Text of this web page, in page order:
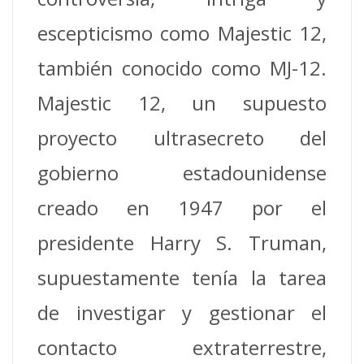
escepticismo como Majestic 12,
también conocido como MJ-12.
Majestic 12, un supuesto
proyecto ultrasecreto del
gobierno estadounidense
creado en 1947 por el
presidente Harry S. Truman,
supuestamente tenía la tarea
de investigar y gestionar el
contacto extraterrestre,